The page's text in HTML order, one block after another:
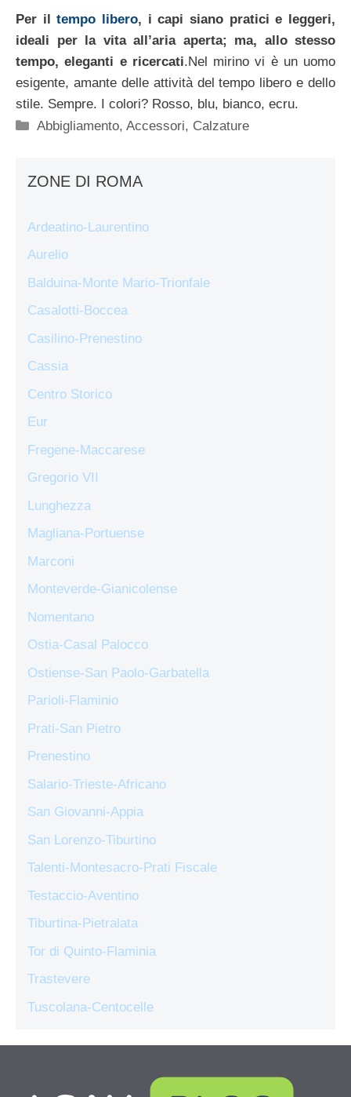
Per iltempo libero, i capi siano pratici e leggeri,
ideali per la vita all’aria aperta; ma, allo stesso
tempo, eleganti e ricercati.Nel mirino vi è un uomo
esigente, amante delle attività del tempo libero e dello
stile. Sempre. I colori? Rosso, blu, bianco, ecru.
Categorie
Abbigliamento,Accessori, Calzature
ZONE DI ROMA
Ardeatino-Laurentino
Aurelio
Balduina-Monte Mario-Trionfale
Casalotti-Boccea
Casilino-Prenestino
Cassia
Centro Storico
Eur
Fregene-Maccarese
Gregorio VII
Lunghezza
Magliana-Portuense
Marconi
Monteverde-Gianicolense
Nomentano
Ostia-Casal Palocco
Ostiense-San Paolo-Garbatella
Parioli-Flaminio
Prati-San Pietro
Prenestino
Salario-Trieste-Africano
San Giovanni-Appia
San Lorenzo-Tiburtino
Talenti-Montesacro-Prati Fiscale
Testaccio-Aventino
Tiburtina-Pietralata
Tor di Quinto-Flaminia
Trastevere
Tuscolana-Centocelle